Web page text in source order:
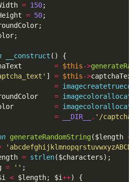
= 150;
= 50;
__construct () {
= $this->
] = $this->
=
=
=
= __DIR__ . '/
generateRandomString($length =
= strlen($characters);
= '' ;
< $length; $i++) {